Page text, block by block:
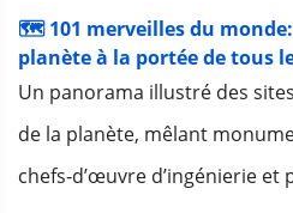
🗺️ 101 merveilles du monde:
planète à la portée de tous
Un panorama illustré des
de la planète, mêlant
chefs‑d’œuvre d’ingénierie et